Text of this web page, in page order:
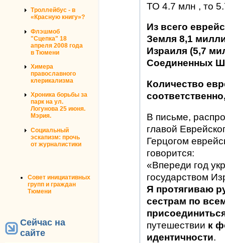
Троллейбус - в
«Красную книгу»?
Флэшмоб
"Сцепка" 18
апреля 2008 года
в Тюмени
Химера
православного
клерикализма
Хроника борьбы за
парк на ул.
Логунова 25 июня.
Мэрия.
Социальный
эскапизм: прочь
от журналистики
Совет инициативных
групп и граждан
Тюмени
Сейчас на
сайте
ТО 4.7 млн , то
Из всего
Земля 8,1
Израиля (5,7
Соединенных
Количество
В письме,
главой
Герцогом
говорится:
«Впереди год
государством
Я протягиваю
сестрам по
путешествии к
идентичности.